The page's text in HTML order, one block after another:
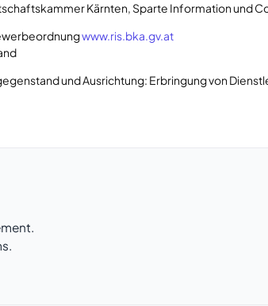
Kärnten, Sparte Information und
www.ris.bka.gv.at
und Ausrichtung: Erbringung von